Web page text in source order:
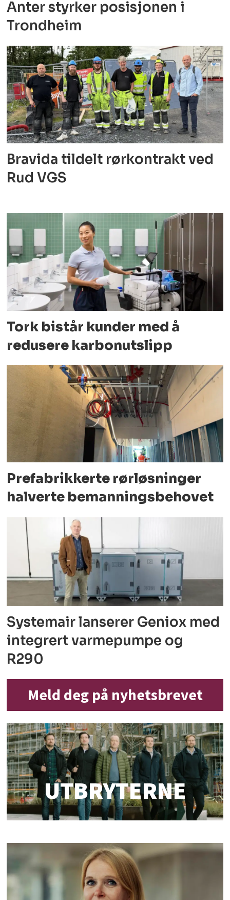
Anter styrker posisjonen i
Trondheim
Bravida tildelt rørkontrakt ved
Rud VGS
Tork bistår kunder med å
redusere karbonutslipp
Prefabrikkerte rørløsninger
halverte bemanningsbehovet
Systemair lanserer Geniox med
integrert varmepumpe og
R290
Meld deg på nyhetsbrevet
UTBRYTERNE